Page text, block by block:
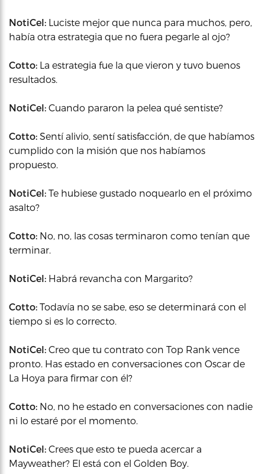
NotiCel: Luciste mejor que nunca para muchos, pero,
había otra estrategia que no fuera pegarle al ojo?
Cotto: La estrategia fue la que vieron y tuvo buenos
resultados.
NotiCel: Cuando pararon la pelea qué sentiste?
Cotto: Sentí alivio, sentí satisfacción, de que habíamos
cumplido con la misión que nos habíamos
propuesto.
NotiCel: Te hubiese gustado noquearlo en el próximo
asalto?
Cotto: No, no, las cosas terminaron como tenían que
terminar.
NotiCel: Habrá revancha con Margarito?
Cotto: Todavía no se sabe, eso se determinará con el
tiempo si es lo correcto.
NotiCel: Creo que tu contrato con Top Rank vence
pronto. Has estado en conversaciones con Oscar de
La Hoya para firmar con él?
Cotto: No, no he estado en conversaciones con nadie
ni lo estaré por el momento.
NotiCel: Crees que esto te pueda acercar a
Mayweather? El está con el Golden Boy.